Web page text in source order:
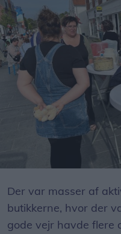
Der var masser af
butikkerne, hvor der
gode vejr havde flere